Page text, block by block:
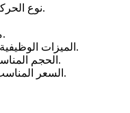
نوع الحركة (ميكانيكية، أوتوماتيكية، رقمية).
مقاومتها للماء لضمان عمر أطول.
الميزات الوظيفية مثل الكرونوغراف، والتقويم، إلخ.
الحجم المناسب لوجه الساعة بالنسبة للمعصم.
السعر المناسب بناءً على جميع العوامل السابقة.